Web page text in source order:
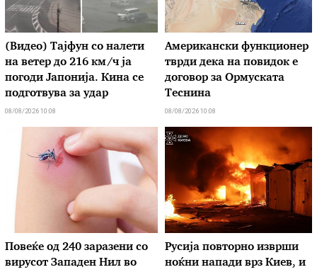
(Видео) Тајфун со налети
на ветер до 216 км/ч ја
погоди Јапонија. Кина се
подготвува за удар
08/08/2026 10:08
Американски функционер
тврди дека на повидок е
договор за Ормуската
Теснина
08/08/2026 10:08
Повеќе од 240 заразени со
вирусот Западен Нил во
Русија повторно изврши
ноќни напади врз Киев, и